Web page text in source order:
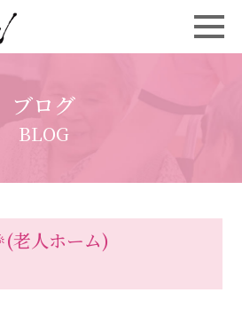
ブログ
BLOG
老人ホーム)